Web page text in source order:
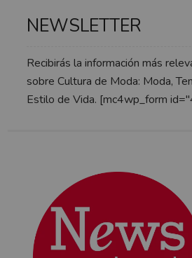
NEWSLETTER
Recibirás la información más
sobre Cultura de Moda: Moda,
Estilo de Vida. [mc4wp_form